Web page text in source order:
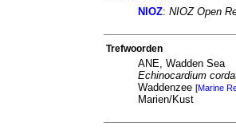
NIOZ: NIOZ Open
Trefwoorden
ANE, Wadden Sea
Echinocardium
Waddenzee [Marine
Marien/Kust